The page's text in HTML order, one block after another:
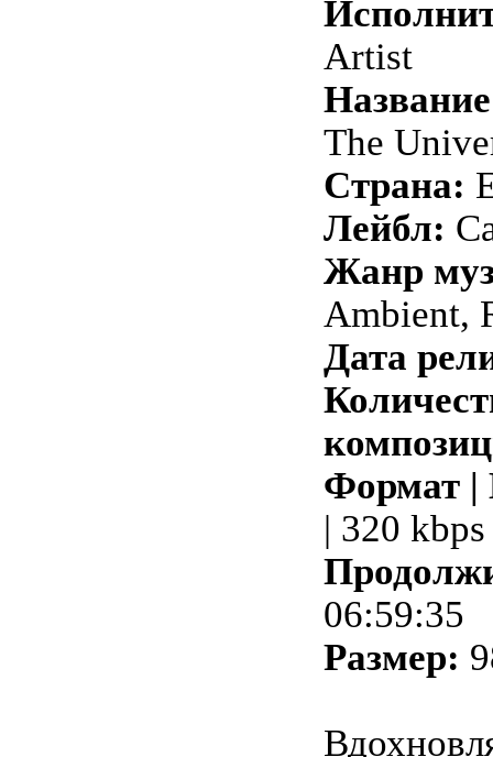
Artist
The
Страна:
Лейбл:
Жанр
Ambient,
Дата
Формат |
| 320 kbps
06:59:35
Размер: